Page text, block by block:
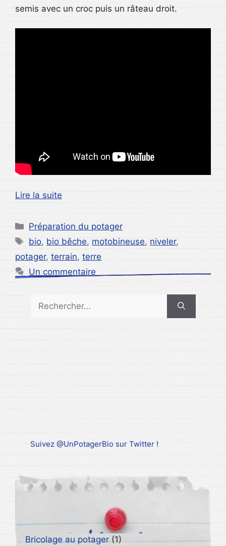
semis avec un croc puis un râteau droit.
Lire la suite
Catégories
Préparation du potager
Étiquettes
bio, bio bêche, motobineuse, niveler,
potager, terrain, terre
Un commentaire
Suivez @UnPotagerBio sur Twitter !
Bricolage au potager(1)